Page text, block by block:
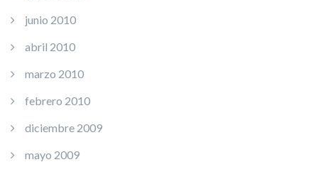
junio 2010
abril 2010
marzo 2010
febrero 2010
diciembre 2009
mayo 2009